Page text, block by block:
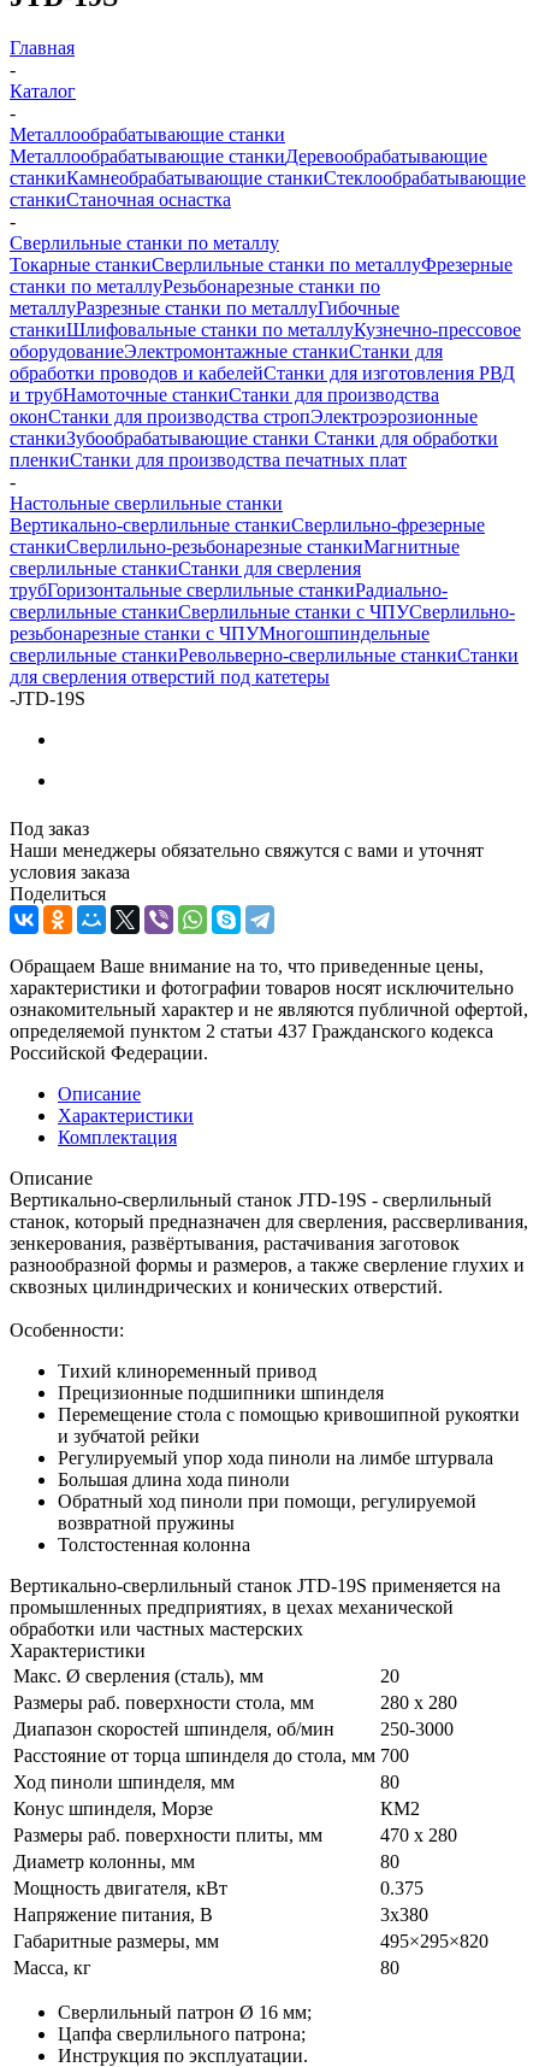
Главная
-
Каталог
-
Металлообрабатывающие станки
Металлообрабатывающие станкиДеревообрабатывающие
станкиКамнеобрабатывающие станкиСтеклообрабатывающие
станкиСтаночная оснастка
-
Сверлильные станки по металлу
Токарные станкиСверлильные станки по металлуФрезерные
станки по металлуРезьбонарезные станки по
металлуРазрезные станки по металлуГибочные
станкиШлифовальные станки по металлуКузнечно-прессовое
оборудованиеЭлектромонтажные станкиСтанки для
обработки проводов и кабелейСтанки для изготовления РВД
и трубНамоточные станкиСтанки для производства
оконСтанки для производства стропЭлектроэрозионные
станкиЗубообрабатывающие станки Станки для обработки
пленкиСтанки для производства печатных плат
-
Настольные сверлильные станки
Вертикально-сверлильные станкиСверлильно-фрезерные
станкиСверлильно-резьбонарезные станкиМагнитные
сверлильные станкиСтанки для сверления
трубГоризонтальные сверлильные станкиРадиально-
сверлильные станкиСверлильные станки с ЧПУСверлильно-
резьбонарезные станки с ЧПУМногошпиндельные
сверлильные станкиРевольверно-сверлильные станкиСтанки
для сверления отверстий под катетеры
-JTD‑19S
Под заказ
Наши менеджеры обязательно свяжутся с вами и уточнят
условия заказа
Поделиться
Обращаем Ваше внимание на то, что приведенные цены,
характеристики и фотографии товаров носят исключительно
ознакомительный характер и не являются публичной офертой,
определяемой пунктом 2 статьи 437 Гражданского кодекса
Российской Федерации.
Описание
Характеристики
Комплектация
Описание
Вертикально-сверлильный станок JTD‑19S - сверлильный
станок, который предназначен для сверления, рассверливания,
зенкерования, развёртывания, растачивания заготовок
разнообразной формы и размеров, а также сверление глухих и
сквозных цилиндрических и конических отверстий.
Особенности:
Тихий клиноременный привод
Прецизионные подшипники шпинделя
Перемещение стола с помощью кривошипной рукоятки
и зубчатой рейки
Регулируемый упор хода пиноли на лимбе штурвала
Большая длина хода пиноли
Обратный ход пиноли при помощи, регулируемой
возвратной пружины
Толстостенная колонна
Вертикально-сверлильный станок JTD‑19S применяется на
промышленных предприятиях, в цехах механической
обработки или частных мастерских
Характеристики
Макс. Ø сверления (сталь), мм
20
Размеры раб. поверхности стола, мм
280 x 280
Диапазон скоростей шпинделя, об/мин
250-3000
Расстояние от торца шпинделя до стола, мм 700
Ход пиноли шпинделя, мм
80
Конус шпинделя, Морзе
КМ2
Размеры раб. поверхности плиты, мм
470 x 280
Диаметр колонны, мм
80
Мощность двигателя, кВт
0.375
Напряжение питания, В
3x380
Габаритные размеры, мм
495×295×820
Масса, кг
80
Сверлильный патрон Ø 16 мм;
Цапфа сверлильного патрона;
Инструкция по эксплуатации.